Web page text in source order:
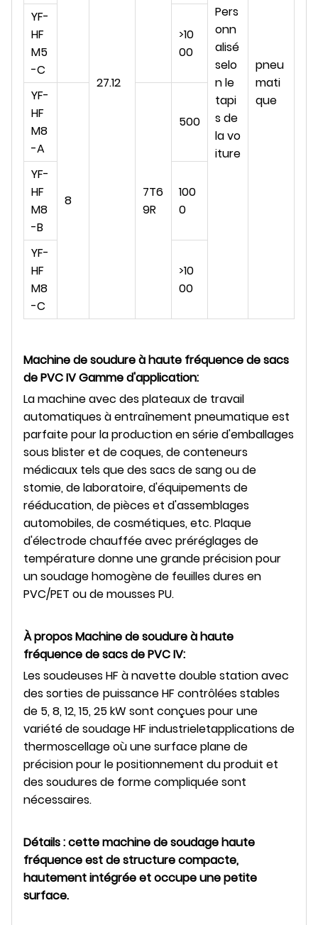
27.12
Pers
onn
alisé
selo
n le
tapi
s de
la vo
iture
pneu
mati
que
YF-
HF
M5
-C
>10
00
YF-
HF
M8
-A
8
7T6
9R
500
YF-
HF
M8
-B
100
0
YF-
HF
M8
-C
>10
00
Machine de soudure à haute fréquence de sacs
de PVC IVGamme d'application:
La machine avec des plateaux de travail
automatiques à entraînement pneumatique est
parfaite pour la production en série d'emballages
sous blister et de coques, de conteneurs
médicaux tels que des sacs de sang ou de
stomie, de laboratoire, d'équipements de
rééducation, de pièces et d'assemblages
automobiles, de cosmétiques, etc. Plaque
d'électrode chauffée avec préréglages de
température donne une grande précision pour
un soudage homogène de feuilles dures en
PVC/PET ou de mousses PU.
À proposMachine de soudure à haute
fréquence de sacs de PVC IV:
Les soudeuses HF à navette double station avec
des sorties de puissance HF contrôlées stables
de 5, 8, 12, 15, 25 kW sont conçues pour une
variété de soudage HF industrieletapplications de
thermoscellage où une surface plane de
précision pour le positionnement du produit et
des soudures de forme compliquée sont
nécessaires.
Détails : cette machine de soudage haute
fréquence est de structure compacte,
hautement intégrée et occupe une petite
surface.